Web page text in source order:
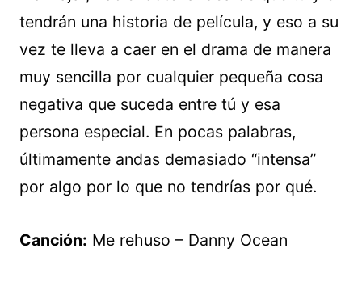
tendrán una historia de película, y eso a su
vez te lleva a caer en el drama de manera
muy sencilla por cualquier pequeña cosa
negativa que suceda entre tú y esa
persona especial. En pocas palabras,
últimamente andas demasiado “intensa”
por algo por lo que no tendrías por qué.
Canción: Me rehuso – Danny Ocean